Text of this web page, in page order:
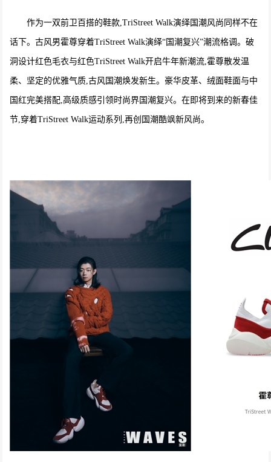
作为一双前卫百搭的鞋款,TriStreet Walk演绎国潮风尚同样不在
话下。古风男霍尊穿着TriStreet Walk演绎“国潮复兴”潮流格调。破
洞设计红色毛衣与红色TriStreet Walk开启牛年新潮流,霍尊散发温
柔、坚定的优雅气质,古风国潮焕发新生。豪华皮革、绒面鞋面与中
国红完美搭配,高级质感引领时尚界国潮复兴。在即将到来的新春佳
节,穿着TriStreet Walk运动系列,再创国潮酷飒新风尚。